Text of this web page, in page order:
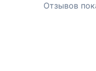
Отзывов